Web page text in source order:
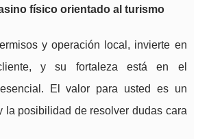
físico orientado al turismo
y operación local, invierte en
y su fortaleza está en el
El valor para usted es un
la posibilidad de resolver dudas cara